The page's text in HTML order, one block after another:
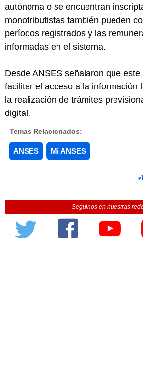
autónoma o se encuentran
monotributistas también pueden
períodos registrados y las
informadas en el sistema.
Desde ANSES señalaron que
facilitar el acceso a la información
la realización de trámites
digital.
Temas Relacionados:
ANSES Mi ANSES
Seguinos en nuestras